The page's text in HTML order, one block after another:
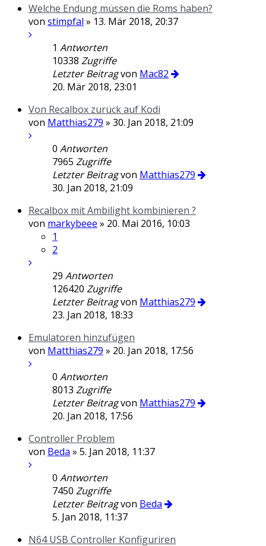
Welche Endung müssen die Roms haben?
von stimpfal » 13. Mär 2018, 20:37
1 Antworten
10338 Zugriffe
Letzter Beitragvon Mac82
20. Mär 2018, 23:01
Von Recalbox zurück auf Kodi
von Matthias279 » 30. Jan 2018, 21:09
0 Antworten
7965 Zugriffe
Letzter Beitragvon Matthias279
30. Jan 2018, 21:09
Recalbox mit Ambilight kombinieren ?
von markybeee » 20. Mai 2016, 10:03
1
2
29 Antworten
126420 Zugriffe
Letzter Beitragvon Matthias279
23. Jan 2018, 18:33
Emulatoren hinzufügen
von Matthias279 » 20. Jan 2018, 17:56
0 Antworten
8013 Zugriffe
Letzter Beitragvon Matthias279
20. Jan 2018, 17:56
Controller Problem
von Beda » 5. Jan 2018, 11:37
0 Antworten
7450 Zugriffe
Letzter Beitragvon Beda
5. Jan 2018, 11:37
N64 USB Controller Konfiguriren